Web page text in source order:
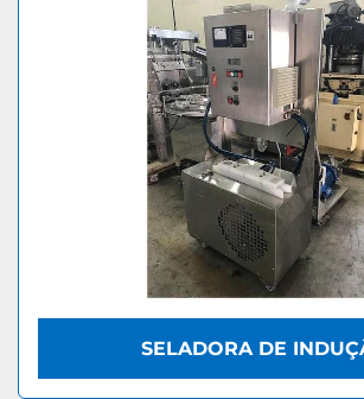
SELADORA DE